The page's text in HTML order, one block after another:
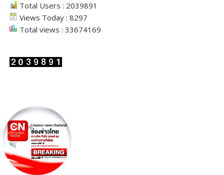
Total Users : 2039891
Views Today : 8297
Total views : 33674169